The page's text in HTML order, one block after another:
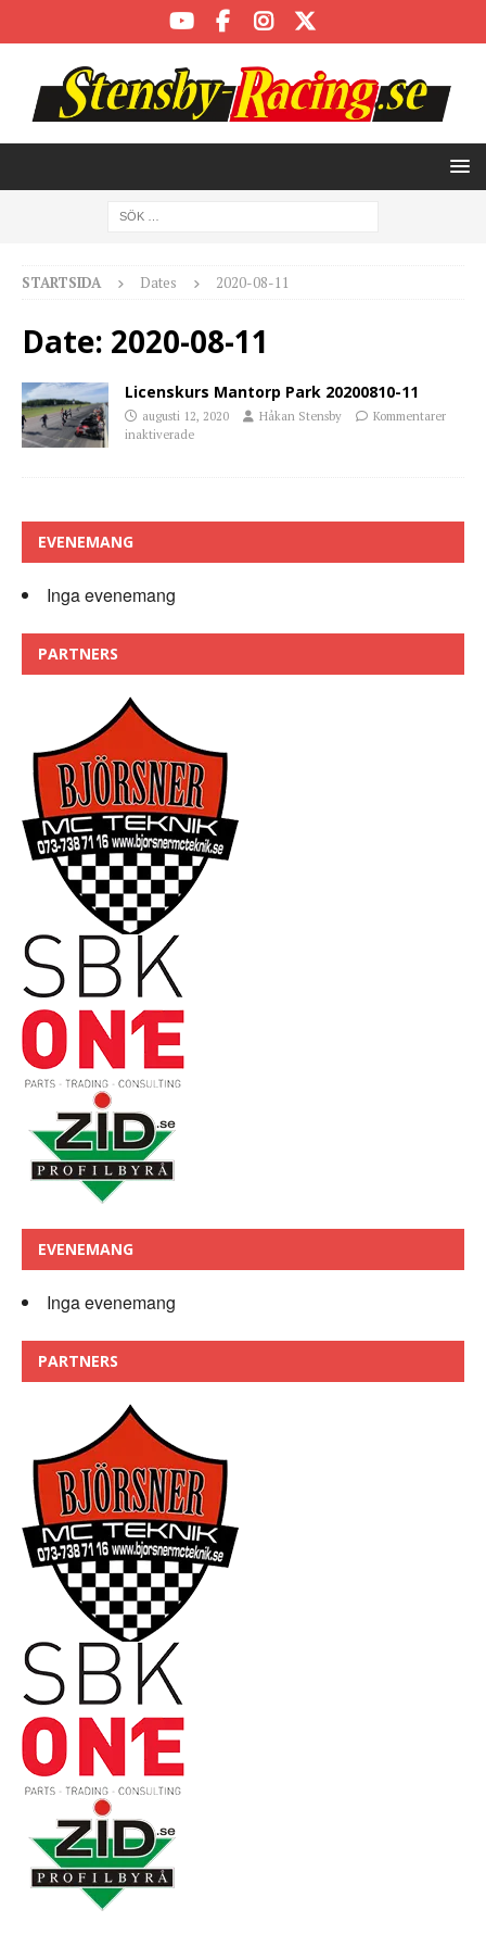
STARTSIDA Dates 2020-08-11
Date: 2020-08-11
Licenskurs Mantorp Park 20200810-11
augusti 12, 2020 Håkan Stensby
Kommentarer
inaktiverade
EVENEMANG
Inga evenemang
PARTNERS
EVENEMANG
Inga evenemang
PARTNERS